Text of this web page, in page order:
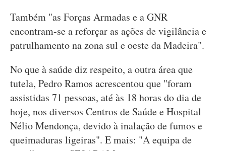
Também "as Forças Armadas e a GNR
encontram-se a reforçar as ações de vigilância e
patrulhamento na zona sul e oeste da Madeira".
No que à saúde diz respeito, a outra área que
tutela, Pedro Ramos acrescentou que "foram
assistidas 71 pessoas, até às 18 horas do dia de
hoje, nos diversos Centros de Saúde e Hospital
Nélio Mendonça, devido à inalação de fumos e
queimaduras ligeiras". E mais: "A equipa de